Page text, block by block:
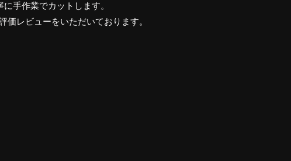
手作業でカットします。
レビューをいただいております。